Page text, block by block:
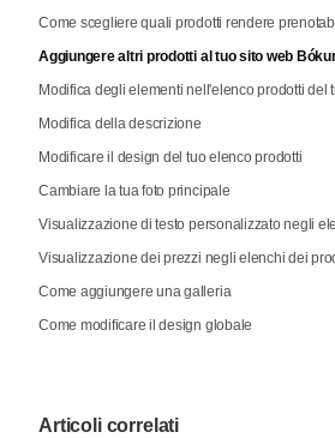
Come scegliere quali prodotti rendere
Aggiungere altri prodotti al tuo sito web
Modifica degli elementi nell'elenco prodotti del
Modifica della descrizione
Modificare il design del tuo elenco prodotti
Cambiare la tua foto principale
Visualizzazione di testo personalizzato negli
Visualizzazione dei prezzi negli elenchi dei
Come aggiungere una galleria
Come modificare il design globale
Articoli correlati